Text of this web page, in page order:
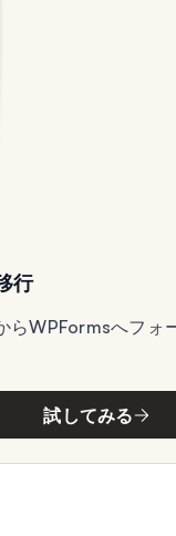
行
らWPFormsへフォ
試してみる